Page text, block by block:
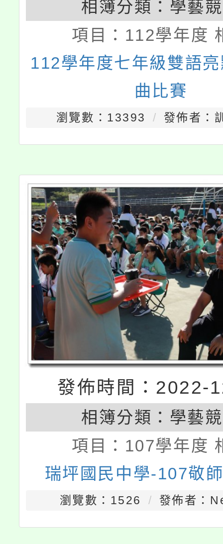
相簿分類： 學藝
項目： 112學年度
112學年度七年級雙語
曲比賽
瀏覽數：13393 發佈者：
發佈時間：2022-
相簿分類： 學藝
項目： 107學年度
瑞坪國民中學-107敬
瀏覽數：1526 發佈者：